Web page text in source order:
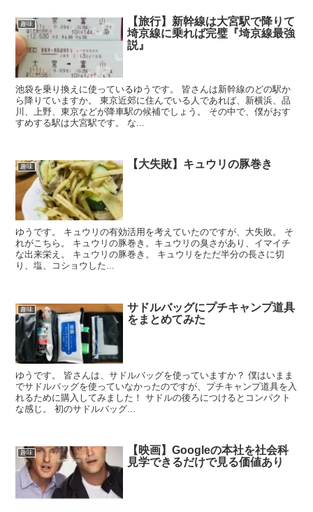
趣味
【旅行】新幹線は大宮駅で降りて
埼京線に乗れば完璧『埼京線最強
説』
池袋を乗り換えに使っているゆうです。 皆さんは新幹線のどの駅か
ら降りていますか。 東京近郊に住んでいる人であれば、新横浜、品
川、上野、東京などが降車駅の候補でしょう。 その中で、僕がおす
すめする駅は大宮駅です。 な...
趣味 【大失敗】キュウリの豚巻き
ゆうです。 キュウリの有効活用を考えていたのですが、大失敗。 そ
れがこちら。 キュウリの豚巻き。キュウリの臭さがあり、イマイチ
な出来栄え。 キュウリの豚巻き。 キュウリをただ半分の長さに切
り、塩、コショウした...
趣味
サドルバッグにプチキャンプ道具
をまとめてみた
ゆうです。 皆さんは、サドルバッグを使っていますか？ 僕はいまま
でサドルバッグを使っていなかったのですが、プチキャンプ道具を入
れるために購入してみました！ サドルの後ろにつけるとコンパクト
な感じ。 初のサドルバッグ...
趣味
【映画】Googleの本社を社会科
見学できるだけで見る価値あり